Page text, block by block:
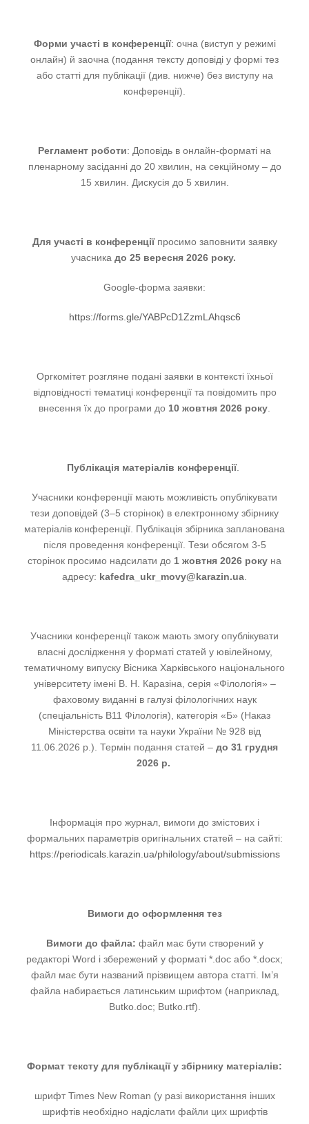
Форми участі в конференції: очна (виступ у режимі
онлайн) й заочна (подання тексту доповіді у формі тез
або статті для публікації (див. нижче) без виступу на
конференції).
Регламент роботи: Доповідь в онлайн-форматі на
пленарному засіданні до 20 хвилин, на секційному – до
15 хвилин. Дискусія до 5 хвилин.
Для участі в конференціїпросимо заповнити заявку
учасника до 25 вересня 2026 року.
Google-форма заявки:
https://forms.gle/YABPcD1ZzmLAhqsc6
Оргкомітет розгляне подані заявки в контексті їхньої
відповідності тематиці конференції та повідомить про
внесення їх до програми до 10 жовтня 2026 року.
Публікація матеріалів конференції.
Учасники конференції мають можливість опублікувати
тези доповідей (3–5 сторінок) в електронному збірнику
матеріалів конференції. Публікація збірника запланована
після проведення конференції. Тези обсягом 3-5
сторінок просимо надсилати до 1 жовтня 2026 року на
адресу: kafedra_ukr_movy@karazin.ua.
Учасники конференції також мають змогу опублікувати
власні дослідження у форматі статей у ювілейному,
тематичному випуску Вісника Харківського національного
університету імені В. Н. Каразіна, серія «Філологія» –
фаховому виданні в галузі філологічних наук
(спеціальність В11 Філологія), категорія «Б» (Наказ
Міністерства освіти та науки України № 928 від
11.06.2026 р.). Термін подання статей ‒ до 31 грудня
2026 р.
Інформація про журнал, вимоги до змістових і
формальних параметрів оригінальних статей – на сайті:
https://periodicals.karazin.ua/philology/about/submissions
Вимоги до оформлення тез
Вимоги до файла: файл має бути створений у
редакторі Word і збережений у форматі *.doc або *.docх;
файл має бути названий прізвищем автора статті. Ім’я
файла набирається латинським шрифтом (наприклад,
Butko.doc; Butko.rtf).
Формат тексту для публікації у збірнику матеріалів:
шрифт Times New Roman (у разі використання інших
шрифтів необхідно надіслати файли цих шрифтів